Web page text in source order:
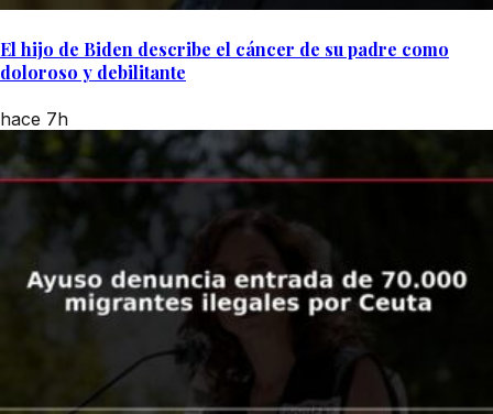
El hijo de Biden describe el cáncer de su padre como
doloroso y debilitante
hace 7h